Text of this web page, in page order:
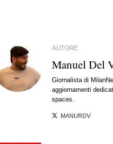
AUTORE
Manuel Del
Giornalista di
aggiornamenti
spaces.
MANURDV